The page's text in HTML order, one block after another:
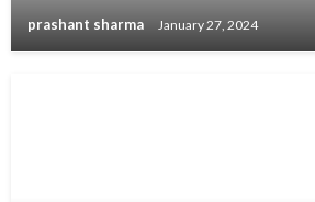
prashant sharma January 27, 2024